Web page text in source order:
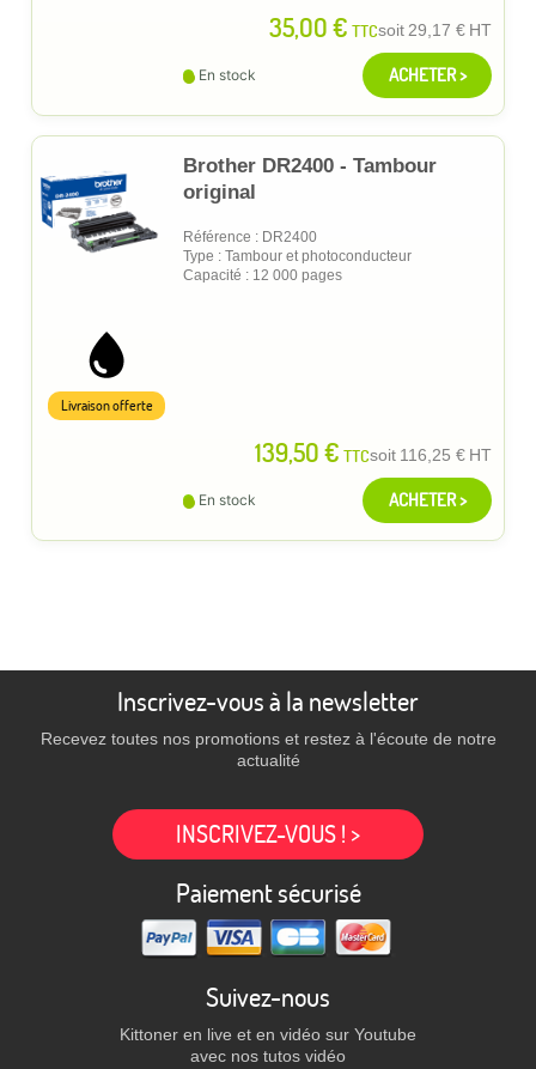
35,00 € TTCsoit29,17 € HT
En stock ACHETER >
Brother DR2400 - Tambour
original
Référence : DR2400
Type : Tambour et photoconducteur
Capacité : 12 000 pages
139,50 € TTCsoit 116,25 € HT
Livraison offerte
En stock ACHETER >
Inscrivez-vous à la newsletter
Recevez toutes nos promotions et restez à l'écoute de notre
actualité
INSCRIVEZ-VOUS ! >
Paiement sécurisé
Suivez-nous
Kittoner en live et en vidéo sur Youtube
avec nos tutos vidéo